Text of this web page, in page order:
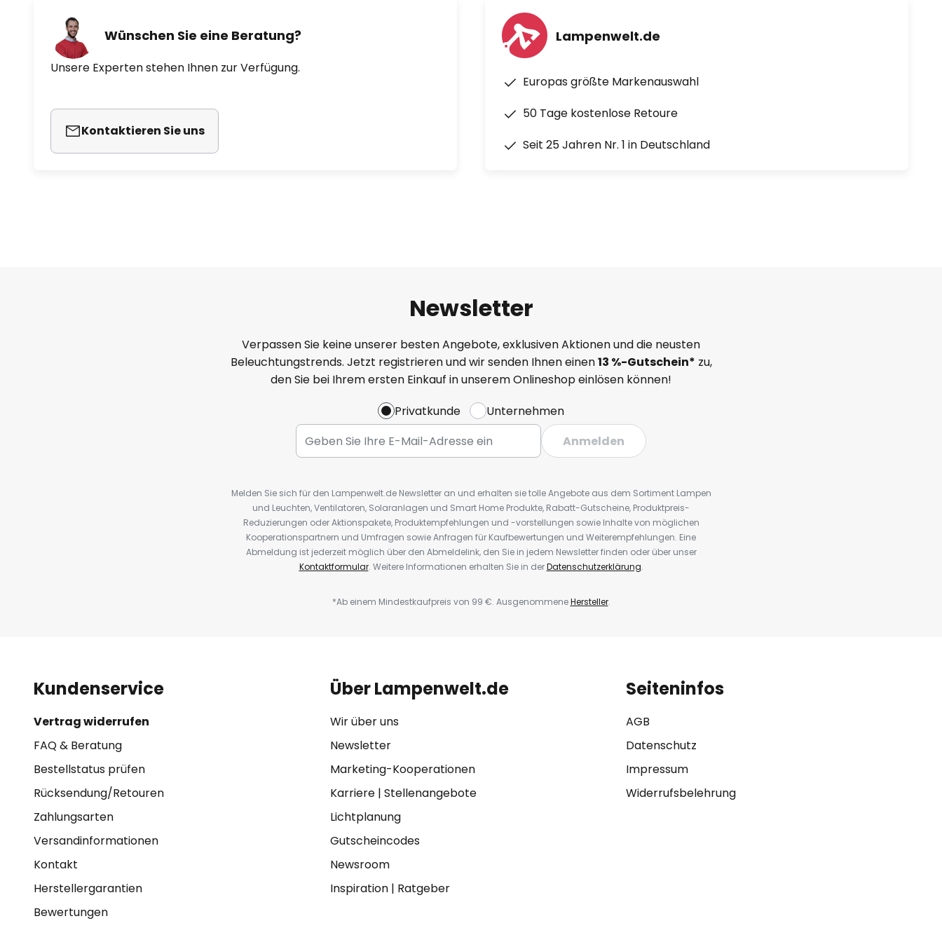
Wünschen Sie eine Beratung?
Unsere Experten stehen Ihnen zur Verfügung.
Kontaktieren Sie uns
Lampenwelt.de
Europas größte Markenauswahl
50 Tage kostenlose Retoure
Seit 25 Jahren Nr. 1 in Deutschland
Newsletter
Verpassen Sie keine unserer besten Angebote, exklusiven Aktionen und die neusten
Beleuchtungstrends. Jetzt registrieren und wir senden Ihnen einen13 %-Gutschein* zu,
den Sie bei Ihrem ersten Einkauf in unserem Onlineshop einlösen können!
Privatkunde
Unternehmen
Anmelden
Melden Sie sich für den Lampenwelt.de Newsletter an und erhalten sie tolle Angebote aus dem Sortiment Lampen
und Leuchten, Ventilatoren, Solaranlagen und Smart Home Produkte, Rabatt-Gutscheine, Produktpreis-
Reduzierungen oder Aktionspakete, Produktempfehlungen und -vorstellungen sowie Inhalte von möglichen
Kooperationspartnern und Umfragen sowie Anfragen für Kaufbewertungen und Weiterempfehlungen. Eine
Abmeldung ist jederzeit möglich über den Abmeldelink, den Sie in jedem Newsletter finden oder über unser
Kontaktformular. Weitere Informationen erhalten Sie in derDatenschutzerklärung.
*Ab einem Mindestkaufpreis von 99 €. AusgenommeneHersteller.
Kundenservice
Vertrag widerrufen
FAQ & Beratung
Bestellstatus prüfen
Rücksendung/Retouren
Zahlungsarten
Versandinformationen
Kontakt
Herstellergarantien
Bewertungen
Über Lampenwelt.de
Wir über uns
Newsletter
Marketing-Kooperationen
Karriere| Stellenangebote
Lichtplanung
Gutscheincodes
Newsroom
Inspiration| Ratgeber
Seiteninfos
AGB
Datenschutz
Impressum
Widerrufsbelehrung